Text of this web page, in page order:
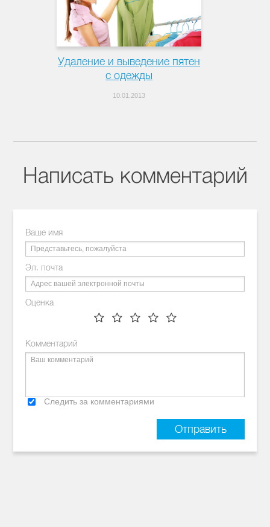
Удаление и выведение пятен
с одежды
10.01.2013
Написать комментарий
Ваше имя
Эл. почта
Оценка
Комментарий
Следить за комментариями